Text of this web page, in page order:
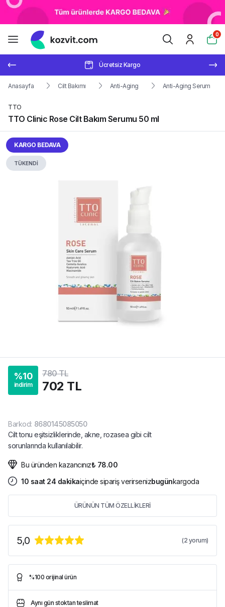
0
Ücretsiz Kargo
Anasayfa Cilt Bakımı Anti-Aging Anti-Aging Serum
TTO
TTO Clinic Rose Cilt Bakım Serumu 50 ml
KARGO BEDAVA
TÜKENDİ
%10
indirim
780 TL
702 TL
Barkod: 8680145085050
Cilt tonu eşitsizliklerinde, akne, rozasea gibi cilt
sorunlarında kullanılabilir.
Bu üründen kazancınız₺ 78.00
10 saat 24 dakikaiçinde sipariş verirsenizbugünkargoda
ÜRÜNÜN TÜM ÖZELLİKLERİ
5,0 (2 yorum)
%100 orijinal ürün
Aynı gün stoktan teslimat